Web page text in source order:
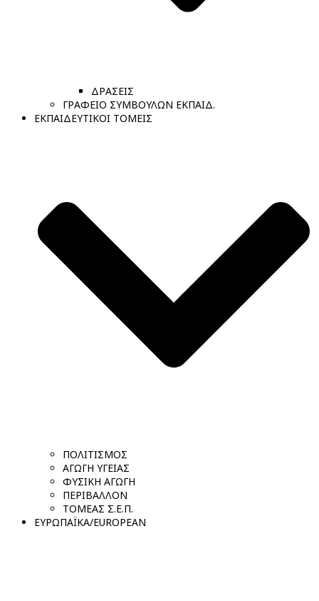
ΔΡΑΣΕΙΣ
ΓΡΑΦΕΙΟ ΣΥΜΒΟΥΛΩΝ ΕΚΠΑΙΔ.
ΕΚΠΑΙΔΕΥΤΙΚΟΙ ΤΟΜΕΙΣ
ΠΟΛΙΤΙΣΜΟΣ
ΑΓΩΓΗ ΥΓΕΙΑΣ
ΦΥΣΙΚΗ ΑΓΩΓΗ
ΠΕΡΙΒΑΛΛΟΝ
ΤΟΜΕΑΣ Σ.Ε.Π.
ΕΥΡΩΠΑΪΚΑ/EUROPEAN